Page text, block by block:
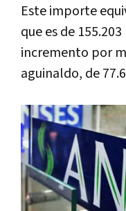
Este importe
que es de
incremento por
aguinaldo, de